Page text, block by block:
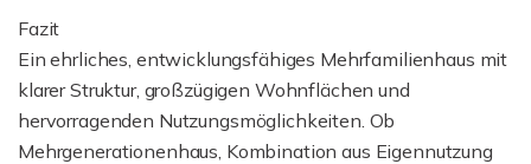
Fazit
Ein ehrliches, entwicklungsfähiges Mehrfamilienhaus mit
klarer Struktur, großzügigen Wohnflächen und
hervorragenden Nutzungsmöglichkeiten. Ob
Mehrgenerationenhaus, Kombination aus Eigennutzung